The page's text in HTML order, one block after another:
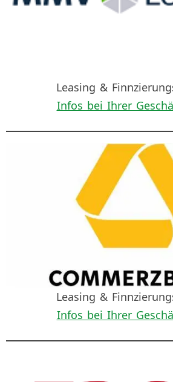
Leasing &
Infos bei Ihrer
Leasing &
Infos bei Ihrer